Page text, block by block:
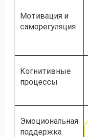
Мотивация и
саморегуляция
Когнитивные
процессы
Эмоциональная
поддержка